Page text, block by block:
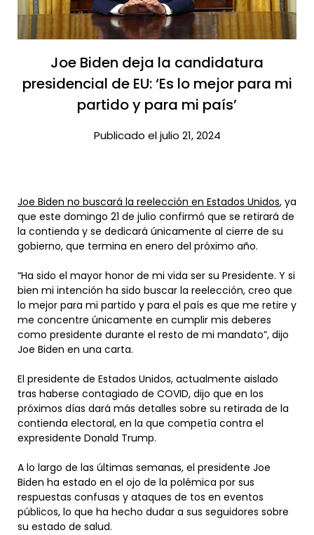
Joe Biden deja la candidatura
presidencial de EU: ‘Es lo mejor para mi
partido y para mi país’​
Publicado el julio 21, 2024
Joe Biden no buscará la reelección en Estados Unidos, ya
que este domingo 21 de julio confirmó que se retirará de
la contienda y se dedicará únicamente al cierre de su
gobierno, que termina en enero del próximo año.
“Ha sido el mayor honor de mi vida ser su Presidente. Y si
bien mi intención ha sido buscar la reelección, creo que
lo mejor para mi partido y para el país es que me retire y
me concentre únicamente en cumplir mis deberes
como presidente durante el resto de mi mandato”, dijo
Joe Biden en una carta.
El presidente de Estados Unidos, actualmente aislado
tras haberse contagiado de COVID, dijo que en los
próximos días dará más detalles sobre su retirada de la
contienda electoral, en la que competía contra el
expresidente Donald Trump.
A lo largo de las últimas semanas, el presidente Joe
Biden ha estado en el ojo de la polémica por sus
respuestas confusas y ataques de tos en eventos
públicos, lo que ha hecho dudar a sus seguidores sobre
su estado de salud.